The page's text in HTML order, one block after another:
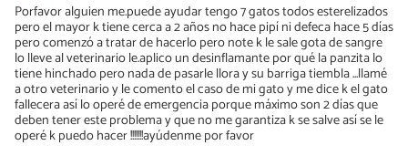
0 2
Porfavor alguien me.puede ayudar tengo 7 gatos todos esterelizados
pero el mayor k tiene cerca a 2 años no hace pipí ni defeca hace 5 días
pero comenzó a tratar de hacerlo pero note k le sale gota de sangre
lo lleve al veterinario le.aplico un desinflamante por qué la panzita lo
tiene hinchado pero nada de pasarle llora y su barriga tiembla ...llamé
a otro veterinario y le comento el caso de mi gato y me dice k el gato
fallecera así lo operé de emergencia porque máximo son 2 días que
deben tener este problema y que no me garantiza k se salve así se le
operé k puedo hacer !!!!!!!ayúdenme por favor